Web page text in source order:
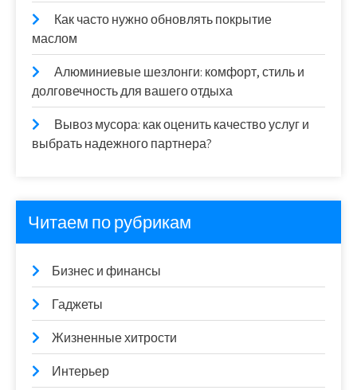
Как часто нужно обновлять покрытие
маслом
Алюминиевые шезлонги: комфорт, стиль и
долговечность для вашего отдыха
Вывоз мусора: как оценить качество услуг и
выбрать надежного партнера?
Читаем по рубрикам
Бизнес и финансы
Гаджеты
Жизненные хитрости
Интерьер